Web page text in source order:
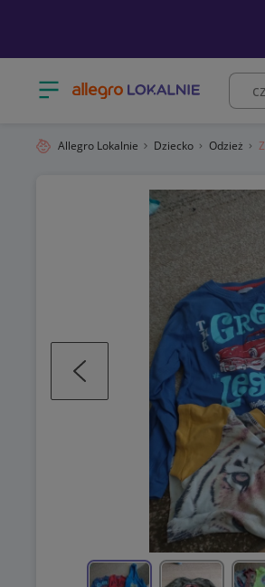
Otwórz menu z kategoriami
Allegro Lokalnie Dziecko Odzież